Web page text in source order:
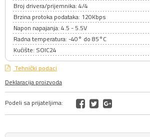
Broj drivera/prijemnika: 4/4
Brzina protoka podataka: 120Kbps
Napon napajanja: 4.5 - 5.5V
Radna temperatura: -40° do 85°C
Kućište: SOIC24
Tehnički podaci
Deklaracija proizvoda
Podeli sa prijateljima: